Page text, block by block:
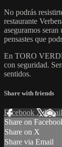
No podrás
restaurante
aseguramos
pensastes que
En TORO
con seguridad.
sentidos.
Share with friends
Facebook XEmail
Share on
Share on X
Share via Email